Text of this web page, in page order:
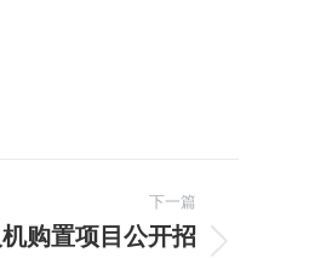
下一篇
购置项目公开招